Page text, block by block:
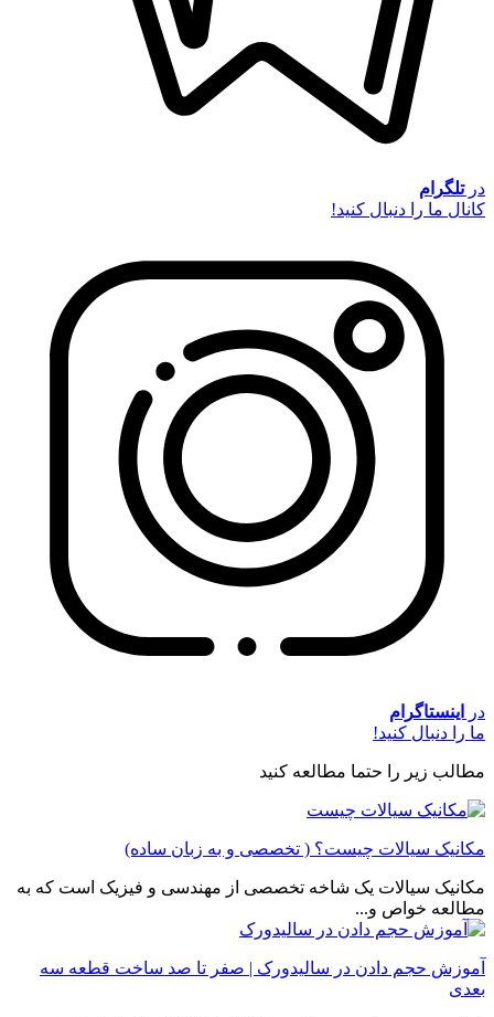
درتلگرام
کانال ما را دنبال کنید!
در
اینستاگرام
ما را دنبال کنید!
مطالب زیر را حتما مطالعه کنید
مکانیک سیالات چیست؟ ( تخصصی و به زبان ساده)
مکانیک سیالات یک شاخه تخصصی از مهندسی و فیزیک است که به
مطالعه خواص و...
آموزش حجم دادن در سالیدورک | صفر تا صد ساخت قطعه سه
بعدی